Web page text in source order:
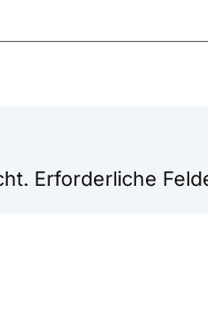
Erforderliche